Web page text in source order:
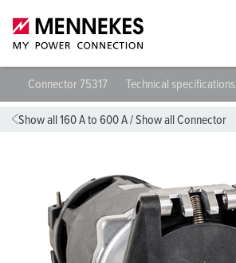
Connector 75317 Technical specifications
Show all 160 A to 600 A/Show all Connector